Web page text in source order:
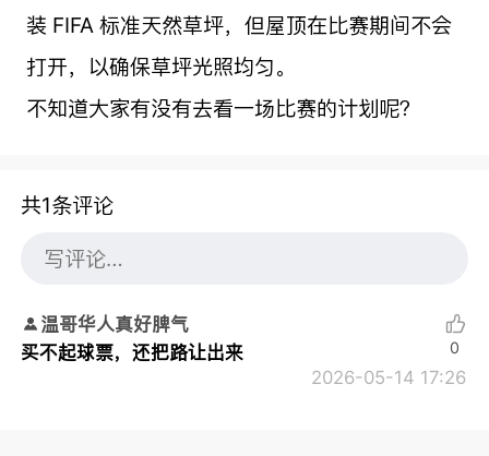
装 FIFA 标准天然草坪，但屋顶在比赛期间不会
打开，以确保草坪光照均匀。
不知道大家有没有去看一场比赛的计划呢？
共1条评论
温哥华人真好脾气
买不起球票，还把路让出来
2026-05-14 17:26
0